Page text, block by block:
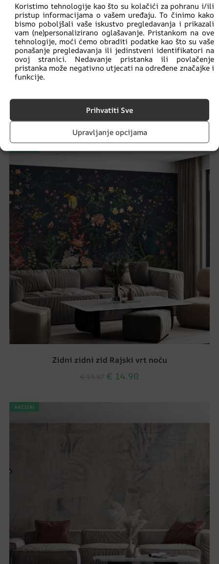
Koristimo tehnologije kao što su kolačići za pohranu i/ili
pristup informacijama o vašem uređaju. To činimo kako
bismo poboljšali vaše iskustvo pregledavanja i prikazali
vam (ne)personalizirano oglašavanje. Pristankom na ove
tehnologije, moći ćemo obraditi podatke kao što su vaše
ponašanje pregledavanja ili jedinstveni identifikatori na
ovoj stranici. Nedavanje pristanka ili povlačenje
pristanka može negativno utjecati na određene značajke i
funkcije.
Prihvatiti Sve
Upravljanje opcijama
Srebrna riblja kost zidni zid
€14.90
Zidni zidni zid Rajski vrt noću
€ 14.90
AKCIJA!